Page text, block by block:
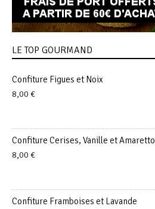
LE TOP GOURMAND
Confiture Figues et Noix
8,00 €
Confiture Cerises, Vanille et Amaretto
8,00 €
Confiture Framboises et Lavande